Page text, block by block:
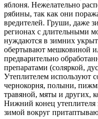
яблоня. Нежелательно
рябины, так как они
вредителей. Груши, даже
регионах с длительными
нуждаются в зимних
обертывают мешковиной
предварительно
препаратами (соляркой,
Утеплителем используют
чернокорня, полыни,
травяной, мяты и других,
Нижний конец утеплителя
зимой вокруг